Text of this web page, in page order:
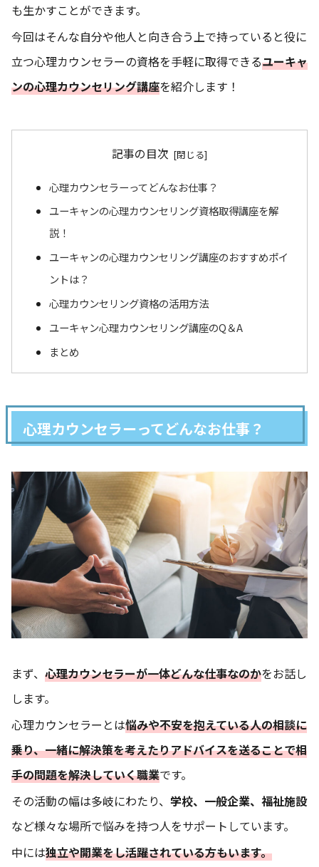
も生かすことができます。
今回はそんな自分や他人と向き合う上で持っていると役に
立つ心理カウンセラーの資格を手軽に取得できるユーキャ
ンの心理カウンセリング講座を紹介します！
記事の目次
心理カウンセラーってどんなお仕事？
ユーキャンの心理カウンセリング資格取得講座を解
説！
ユーキャンの心理カウンセリング講座のおすすめポイ
ントは？
心理カウンセリング資格の活用方法
ユーキャン心理カウンセリング講座のQ＆A
まとめ
心理カウンセラーってどんなお仕事？
まず、 心理カウンセラーが一体どんな仕事なのかをお話し
します。
心理カウンセラーとは悩みや不安を抱えている人の相談に
乗り、一緒に解決策を考えたりアドバイスを送ることで相
手の問題を解決していく職業です。
その活動の幅は多岐にわたり、 学校、一般企業、福祉施設
など様々な場所で悩みを持つ人をサポートしています。
中には独立や開業をし活躍されている方もいます。